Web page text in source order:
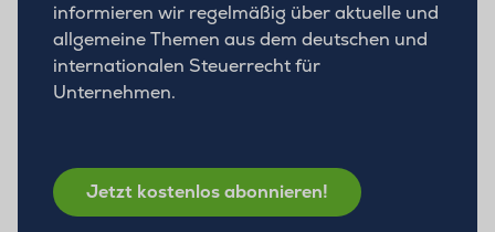
informieren wir regelmäßig über aktuelle und
allgemeine Themen aus dem deutschen und
internationalen Steuerrecht für
Unternehmen.
Jetzt kostenlos abonnieren!